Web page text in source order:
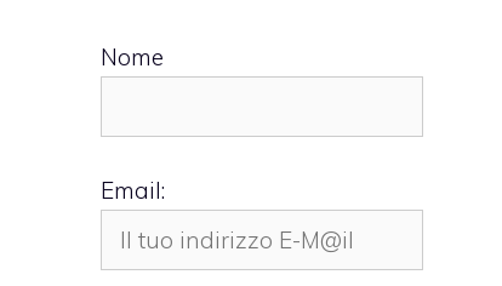
Nome
Email: